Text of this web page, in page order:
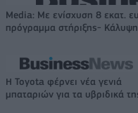
Media: Με ενίσχυση 8 εκατ.
πρόγραμμα στήριξης-
Η Toyota φέρνει νέα γενιά
μπαταριών για τα υβριδικά